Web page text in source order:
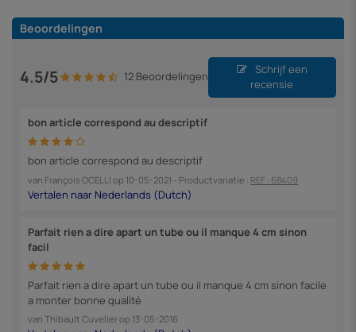
Beoordelingen
4.5/5 12 Beoordelingen
Schrijf een
recensie
bon article correspond au descriptif
bon article correspond au descriptif
van François OCELLI op 10-05-2021 - Productvariatie : REF : 68409
Parfait rien a dire apart un tube ou il manque 4 cm sinon
facil
Parfait rien a dire apart un tube ou il manque 4 cm sinon facile
a monter bonne qualité
van Thibault Cuvelierop 13-05-2016